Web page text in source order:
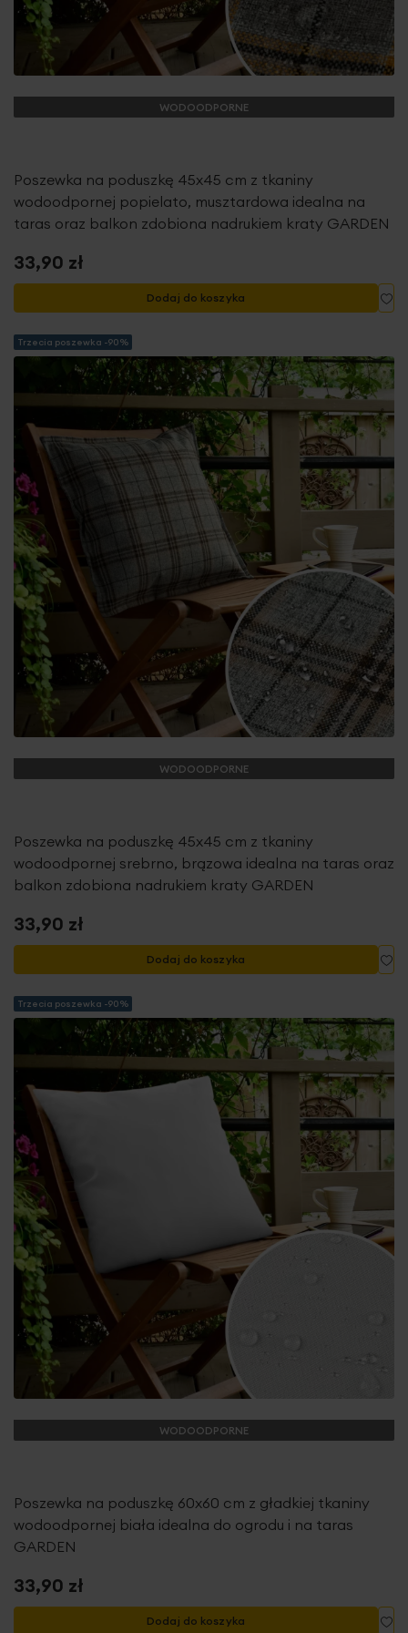
WODOODPORNE
Poszewka na poduszkę 45x45 cm z tkaniny
wodoodpornej popielato, musztardowa idealna na
taras oraz balkon zdobiona nadrukiem kraty GARDEN
33,90 zł
Dodaj do koszyka
Trzecia poszewka -90%
WODOODPORNE
Poszewka na poduszkę 45x45 cm z tkaniny
wodoodpornej srebrno, brązowa idealna na taras oraz
balkon zdobiona nadrukiem kraty GARDEN
33,90 zł
Dodaj do koszyka
Trzecia poszewka -90%
WODOODPORNE
Poszewka na poduszkę 60x60 cm z gładkiej tkaniny
wodoodpornej biała idealna do ogrodu i na taras
GARDEN
33,90 zł
Dodaj do koszyka